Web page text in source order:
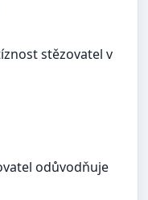
stězovatel v
odůvodňuje